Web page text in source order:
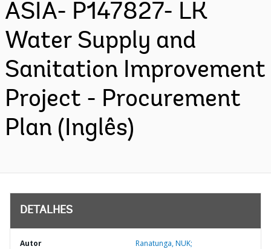
ASIA- P147827- LK
Water Supply and
Sanitation Improvement
Project - Procurement
Plan (Inglês)
DETALHES
Autor Ranatunga, NUK;